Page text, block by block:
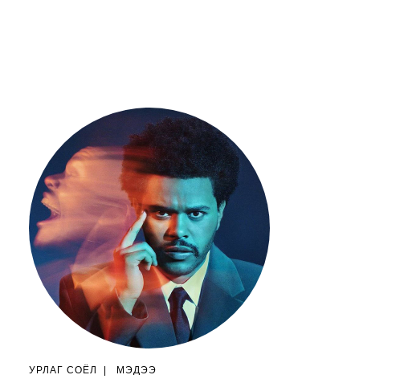
УРЛАГ СОЁЛ МЭДЭЭ